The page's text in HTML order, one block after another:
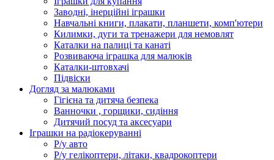
Заводні, інерційні іграшки
Навчальні книги, плакати, планшети, комп'ютери
Килимки, дуги та тренажери для немовлят
Каталки на палиці та канаті
Розвиваюча іграшка для малюків
Каталки-штовхачі
Підвіски
Догляд за малюками
Гігієна та дитяча безпека
Ванночки , горщики, сидіння
Дитячий посуд та аксесуари
Іграшки на радіокеруванні
Р/у авто
Р/у гелікоптери, літаки, квадрокоптери